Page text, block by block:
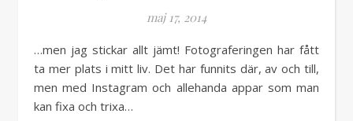
maj 17, 2014
…men jag stickar allt jämt! Fotograferingen har fått
ta mer plats i mitt liv. Det har funnits där, av och till,
men med Instagram och allehanda appar som man
kan fixa och trixa…